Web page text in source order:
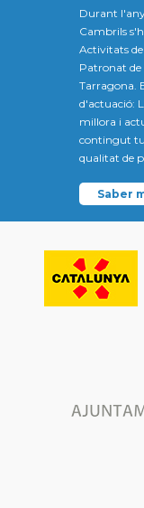
Durant
Cambrils
Activitats
Patronat de
Tarragona.
d'actuació:
millora i
contingut
qualitat de
Saber